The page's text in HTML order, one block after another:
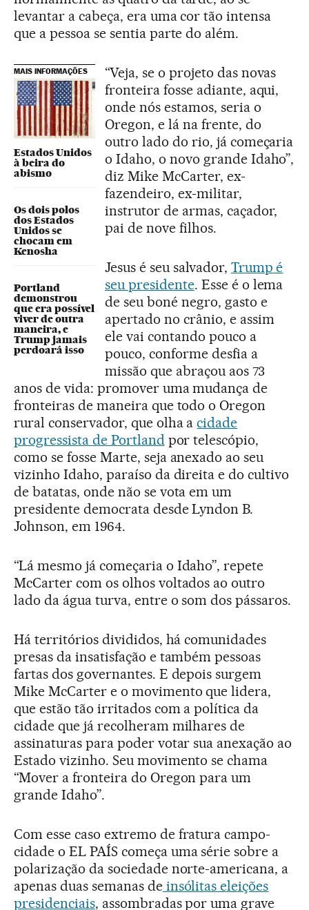
levantar a cabeça, era uma cor tão intensa
que a pessoa se sentia parte do além.
MAIS INFORMAÇÕES
Estados Unidos
à beira do
abismo
Os dois polos
dos Estados
Unidos se
chocam em
Kenosha
Portland
demonstrou
que era possível
viver de outra
maneira, e
Trump jamais
perdoará isso
“Veja, se o projeto das novas
fronteira fosse adiante, aqui,
onde nós estamos, seria o
Oregon, e lá na frente, do
outro lado do rio, já começaria
o Idaho, o novo grande Idaho”,
diz Mike McCarter, ex-
fazendeiro, ex-militar,
instrutor de armas, caçador,
pai de nove filhos.
Jesus é seu salvador, Trump é
seu presidente. Esse é o lema
de seu boné negro, gasto e
apertado no crânio, e assim
ele vai contando pouco a
pouco, conforme desfia a
missão que abraçou aos 73
anos de vida: promover uma mudança de
fronteiras de maneira que todo o Oregon
rural conservador, que olha acidade
progressista de Portlandpor telescópio,
como se fosse Marte, seja anexado ao seu
vizinho Idaho, paraíso da direita e do cultivo
de batatas, onde não se vota em um
presidente democrata desde Lyndon B.
Johnson, em 1964.
“Lá mesmo já começaria o Idaho”, repete
McCarter com os olhos voltados ao outro
lado da água turva, entre o som dos pássaros.
Há territórios divididos, há comunidades
presas da insatisfação e também pessoas
fartas dos governantes. E depois surgem
Mike McCarter e o movimento que lidera,
que estão tão irritados com a política da
cidade que já recolheram milhares de
assinaturas para poder votar sua anexação ao
Estado vizinho. Seu movimento se chama
“Mover a fronteira do Oregon para um
grande Idaho”.
Com esse caso extremo de fratura campo-
cidade o EL PAÍS começa uma série sobre a
polarização da sociedade norte-americana, a
apenas duas semanas deinsólitas eleições
presidenciais, assombradas por uma grave